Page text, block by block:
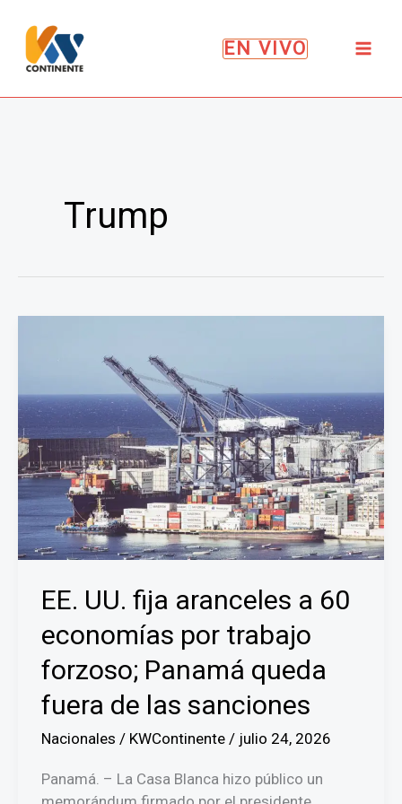
contenido
EN VIVO
Trump
EE. UU. fija aranceles a 60
economías por trabajo
forzoso; Panamá queda
fuera de las sanciones
Nacionales / KWContinente / julio 24, 2026
Panamá. – La Casa Blanca hizo público un